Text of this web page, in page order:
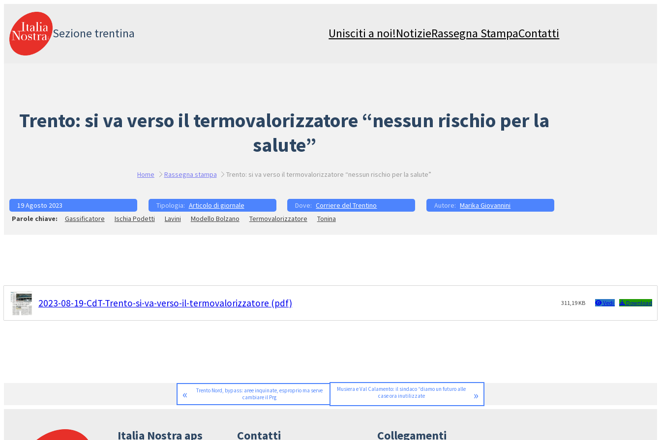
al
contenuto
Sezione trentina Unisciti a noi!NotizieRassegna StampaContatti
Trento: si va verso il termovalorizzatore “nessun rischio per la
salute”
Home Rassegna stampa Trento: si va verso il termovalorizzatore “nessun rischio per la salute”
19 Agosto 2023 Articolo di giornale Corriere del Trentino
Marika Giovannini
Gassificatore
Ischia Podetti Lavini Modello Bolzano Termovalorizzatore Tonina
2023-08-19-CdT-Trento-si-va-verso-il-termovalorizzatore (pdf) 311,19 KB Vedi Download
«
Trento Nord, bypass: aree inquinate, esproprio ma serve
cambiare il Prg
Musiera e Val Calamento: il sindaco “diamo un futuro alle
case ora inutilizzate
»
Italia Nostra aps Contatti Collegamenti